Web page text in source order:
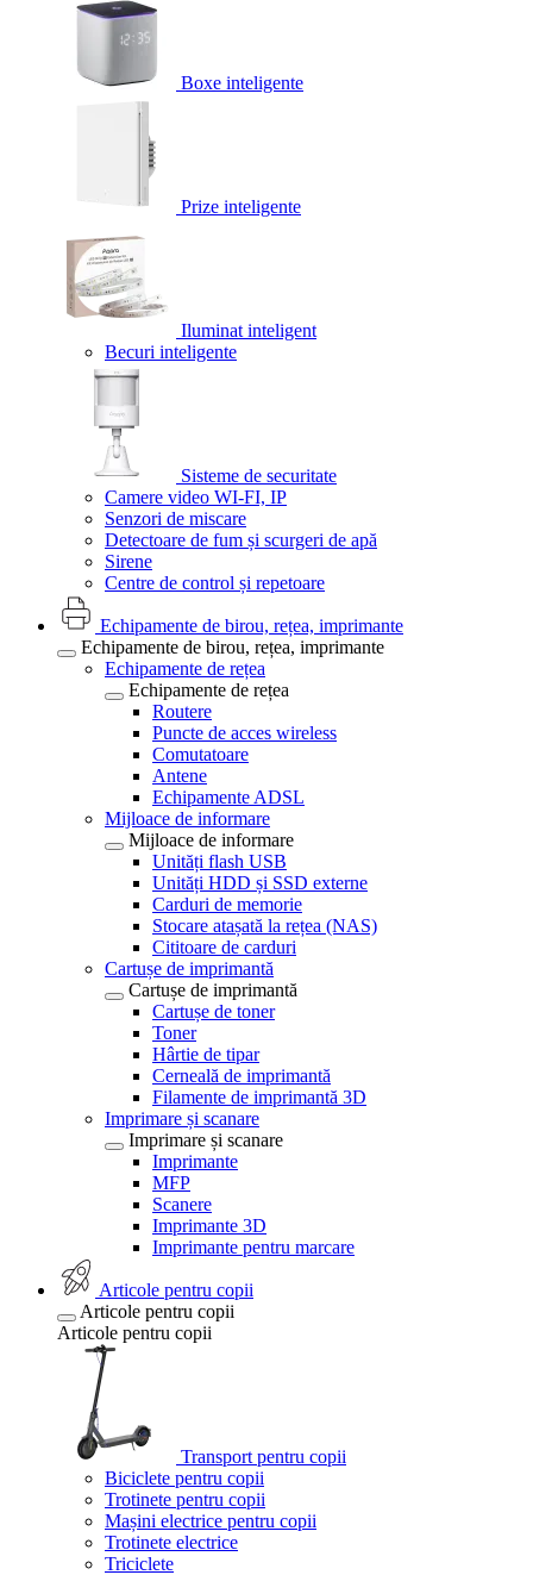
Boxe inteligente
Prize inteligente
Iluminat inteligent
Becuri inteligente
Sisteme de securitate
Camere video WI-FI, IP
Senzori de miscare
Detectoare de fum și scurgeri de apă
Sirene
Centre de control și repetoare
Echipamente de birou, rețea, imprimante
Echipamente de birou, rețea, imprimante
Echipamente de rețea
Echipamente de rețea
Routere
Puncte de acces wireless
Comutatoare
Antene
Echipamente ADSL
Mijloace de informare
Mijloace de informare
Unități flash USB
Unități HDD și SSD externe
Carduri de memorie
Stocare atașată la rețea (NAS)
Cititoare de carduri
Cartușe de imprimantă
Cartușe de imprimantă
Cartușe de toner
Toner
Hârtie de tipar
Cerneală de imprimantă
Filamente de imprimantă 3D
Imprimare și scanare
Imprimare și scanare
Imprimante
MFP
Scanere
Imprimante 3D
Imprimante pentru marcare
Articole pentru copii
Articole pentru copii
Articole pentru copii
Transport pentru copii
Biciclete pentru copii
Trotinete pentru copii
Mașini electrice pentru copii
Trotinete electrice
Triciclete